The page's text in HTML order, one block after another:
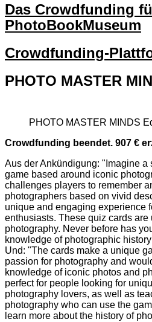
Das Crowdfunding
PhotoBookMuseum
Crowdfunding-
PHOTO MASTER
PHOTO MASTER MINDS
Crowdfunding beendet. 907 €
Aus der Ankündigung: "Imagine a
game based around iconic
challenges players to remember
photographers based on vivid
unique and engaging experience
enthusiasts. These quiz cards
photography. Never before has
knowledge of photographic
Und: "The cards make a unique
passion for photography and
knowledge of iconic photos and
perfect for people looking for
photography lovers, as well as
photography who can use the
learn more about the history of